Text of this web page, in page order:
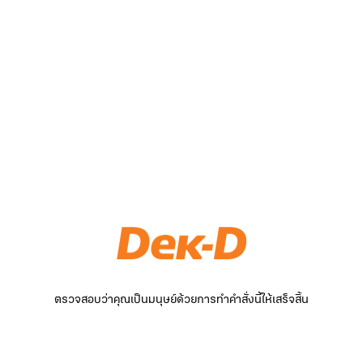
ตรวจสอบว่าคุณเป็นมนุษย์ด้วยการทำคำสั่งนี้ให้เสร็จสิ้น